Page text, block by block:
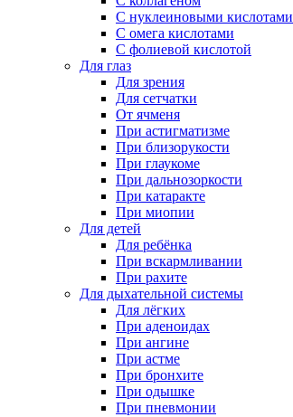
С нуклеиновыми кислотами
С омега кислотами
С фолиевой кислотой
Для глаз
Для зрения
Для сетчатки
От ячменя
При астигматизме
При близорукости
При глаукоме
При дальнозоркости
При катаракте
При миопии
Для детей
Для ребёнка
При вскармливании
При рахите
Для дыхательной системы
Для лёгких
При аденоидах
При ангине
При астме
При бронхите
При одышке
При пневмонии